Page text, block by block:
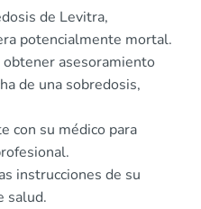
de Levitra,
potencialmente mortal.
asesoramiento
de una sobredosis,
con su médico para
instrucciones de su
salud.